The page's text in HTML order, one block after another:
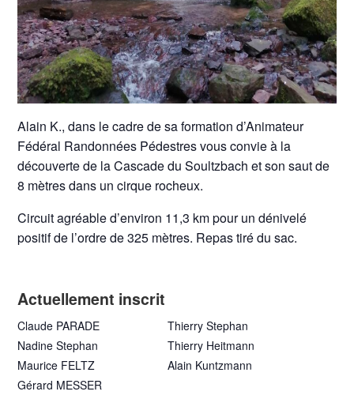
Alain K., dans le cadre de sa formation d’Animateur
Fédéral Randonnées Pédestres vous convie à la
découverte de la Cascade du Soultzbach et son saut de
8 mètres dans un cirque rocheux.
Circuit agréable d’environ 11,3 km pour un dénivelé
positif de l’ordre de 325 mètres. Repas tiré du sac.
Actuellement inscrit
Claude PARADE
Nadine Stephan
Maurice FELTZ
Gérard MESSER
Thierry Stephan
Thierry Heitmann
Alain Kuntzmann